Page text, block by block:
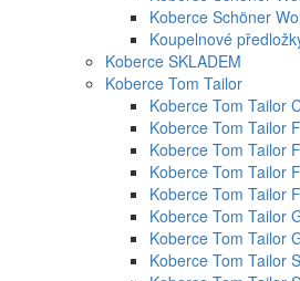
Koberce Schöner
Koupelnové
Koberce SKLADEM
Koberce Tom Tailor
Koberce Tom Tailor
Koberce Tom Tailor
Koberce Tom Tailor
Koberce Tom Tailor
Koberce Tom Tailor
Koberce Tom Tailor
Koberce Tom Tailor
Koberce Tom Tailor